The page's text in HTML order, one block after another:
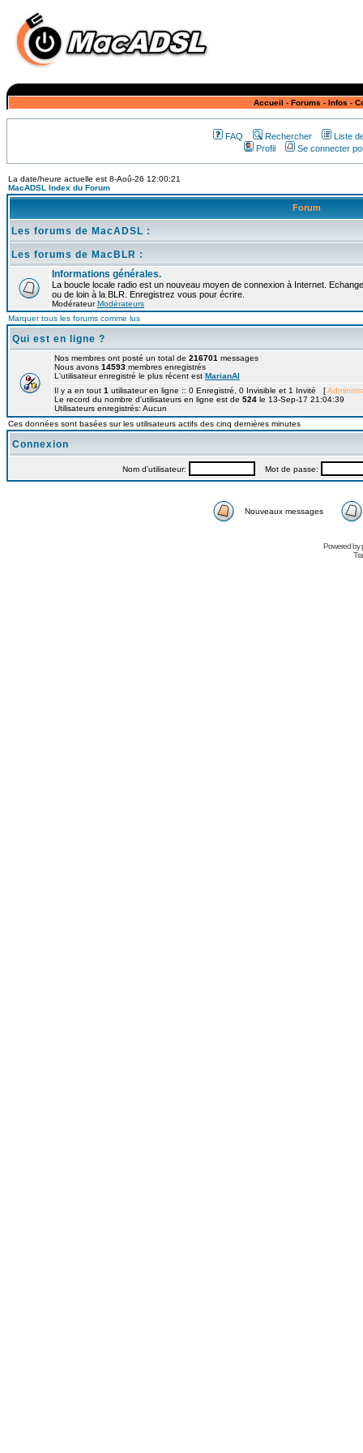
Accueil - Forums - Infos -
FAQ Rechercher
Liste
Profil
Se connecter
La date/heure actuelle est 8-Aoû-26 12:00:21
MacADSL Index du Forum
Forum
Les forums de MacADSL :
Les forums de MacBLR :
Informations générales.
La boucle locale radio est un nouveau moyen de connexion à Internet.
ou de loin à la BLR. Enregistrez vous pour écrire.
ModérateurModérateurs
Marquer tous les forums comme lus
Qui est en ligne ?
Nos membres ont posté un total de 216701 messages
Nous avons 14593 membres enregistrés
L'utilisateur enregistré le plus récent est MarianAl
Il y a en tout 1 utilisateur en ligne :: 0 Enregistré, 0 Invisible et 1 Invité [
Le record du nombre d'utilisateurs en ligne est de 524 le 13-Sep-17 21:04:39
Utilisateurs enregistrés: Aucun
Ces données sont basées sur les utilisateurs actifs des cinq dernières minutes
Connexion
Nom d'utilisateur: Mot de passe:
Nouveaux messages
Powered by